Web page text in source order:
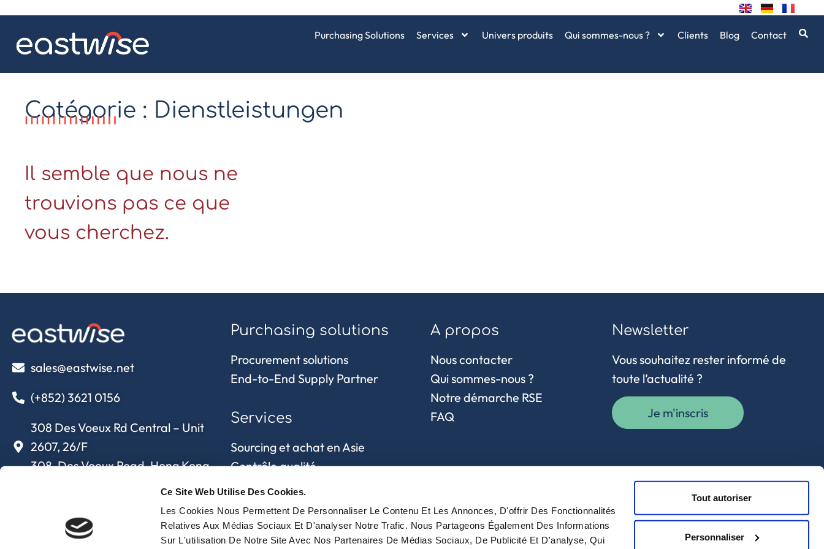
Ce Site Web Utilise Des Cookies.
Les Cookies Nous Permettent De Personnaliser Le Contenu Et Les Annonces, D'offrir Des Fonctionnalités
Relatives Aux Médias Sociaux Et D'analyser Notre Trafic. Nous Partageons Également Des Informations
Sur L'utilisation De Notre Site Avec Nos Partenaires De Médias Sociaux, De Publicité Et D'analyse, Qui
Tout autoriser
Personnaliser
Purchasing Solutions Services Univers produits Qui sommes-nous ? Clients Blog Contact
Catégorie : Dienstleistungen
Il semble que nous ne
trouvions pas ce que
vous cherchez.
sales@eastwise.net
(+852) 3621 0156
308 Des Voeux Rd Central – Unit
2607, 26/F
308, Des Voeux Road, Hong Kong
Purchasing solutions
Procurement solutions
End-to-End Supply Partner
Services
Sourcing et achat en Asie
Contrôle qualité
Supply chain et
approvisionnement
A propos
Nous contacter
Qui sommes-nous ?
Notre démarche RSE
FAQ
Newsletter
Vous souhaitez rester informé de
toute l’actualité ?
Je m'inscris